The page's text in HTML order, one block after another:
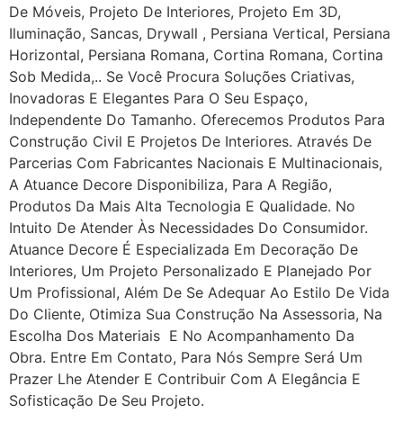
De Móveis, Projeto De Interiores, Projeto Em 3D,
Iluminação, Sancas, Drywall , Persiana Vertical, Persiana
Horizontal, Persiana Romana, Cortina Romana, Cortina
Sob Medida,.. Se Você Procura Soluções Criativas,
Inovadoras E Elegantes Para O Seu Espaço,
Independente Do Tamanho. Oferecemos Produtos Para
Construção Civil E Projetos De Interiores. Através De
Parcerias Com Fabricantes Nacionais E Multinacionais,
A Atuance Decore Disponibiliza, Para A Região,
Produtos Da Mais Alta Tecnologia E Qualidade. No
Intuito De Atender Às Necessidades Do Consumidor.
Atuance Decore É Especializada Em Decoração De
Interiores, Um Projeto Personalizado E Planejado Por
Um Profissional, Além De Se Adequar Ao Estilo De Vida
Do Cliente, Otimiza Sua Construção Na Assessoria, Na
Escolha Dos Materiais E No Acompanhamento Da
Obra. Entre Em Contato, Para Nós Sempre Será Um
Prazer Lhe Atender E Contribuir Com A Elegância E
Sofisticação De Seu Projeto.